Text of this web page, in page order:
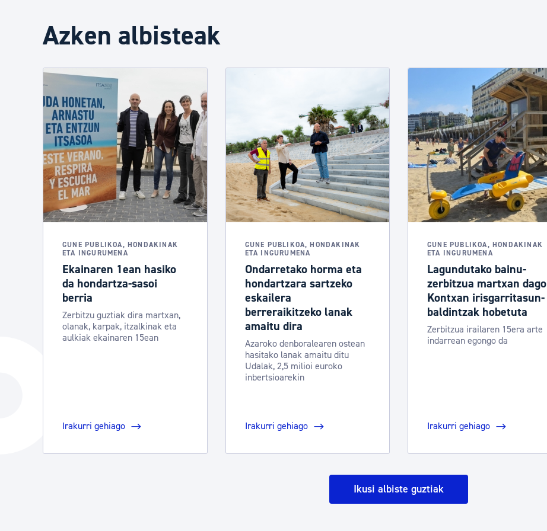
Azken albisteak
GUNE PUBLIKOA, HONDAKINAK
ETA INGURUMENA
Ekainaren 1ean hasiko
da hondartza-sasoi
berria
Zerbitzu guztiak dira martxan,
olanak, karpak, itzalkinak eta
aulkiak ekainaren 15ean
Irakurri gehiago
GUNE PUBLIKOA, HONDAKINAK
ETA INGURUMENA
Ondarretako horma eta
hondartzara sartzeko
eskailera
berreraikitzeko lanak
amaitu dira
Azaroko denboralearen ostean
hasitako lanak amaitu ditu
Udalak, 2,5 milioi euroko
inbertsioarekin
Irakurri gehiago
GUNE PUBLIKOA, HONDAKINAK
ETA INGURUMENA
Lagundutako bainu-
zerbitzua martxan dago
Kontxan irisgarritasun-
baldintzak hobetuta
Zerbitzua irailaren 15era arte
indarrean egongo da
Irakurri gehiago
Ikusi albiste guztiak